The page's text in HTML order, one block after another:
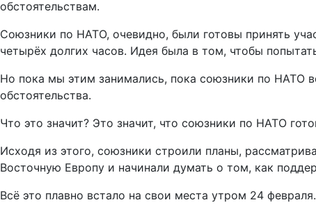
обстоятельствам.
Союзники по НАТО, очевидно, были готовы принять
четырёх долгих часов. Идея была в том, чтобы
Но пока мы этим занимались, пока союзники по НАТО
обстоятельства.
Что это значит? Это значит, что союзники по НАТО
Исходя из этого, союзники строили планы,
Восточную Европу и начинали думать о том, как
Всё это плавно встало на свои места утром 24 февраля.